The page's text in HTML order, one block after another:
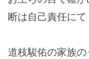
断は自己責任にて
道枝駿佑の家族